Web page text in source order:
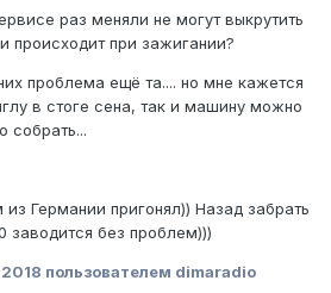
раз меняли не могут выкрутить
происходит при зажигании?
проблема ещё та.... но мне кажется
в стоге сена, так и машину можно
собрать...
Германии пригонял)) Назад забрать
заводится без проблем)))
пользователем dimaradio